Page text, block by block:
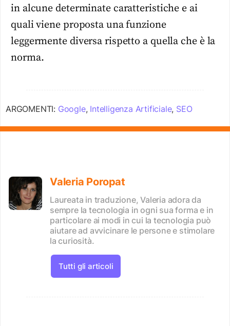
in alcune determinate caratteristiche e ai
quali viene proposta una funzione
leggermente diversa rispetto a quella che è la
norma.
ARGOMENTI: Google, Intelligenza Artificiale, SEO
Valeria Poropat
Laureata in traduzione, Valeria adora da
sempre la tecnologia in ogni sua forma e in
particolare ai modi in cui la tecnologia può
aiutare ad avvicinare le persone e stimolare
la curiosità.
Tutti gli articoli